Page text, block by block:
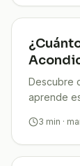
Descubre
aprende
3 min ·